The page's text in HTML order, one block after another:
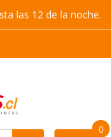
las 12 de la noche.
0